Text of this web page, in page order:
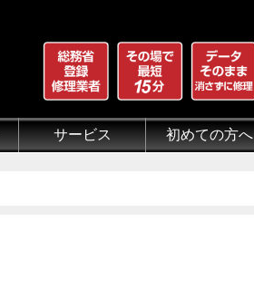
サービス 初めての方へ